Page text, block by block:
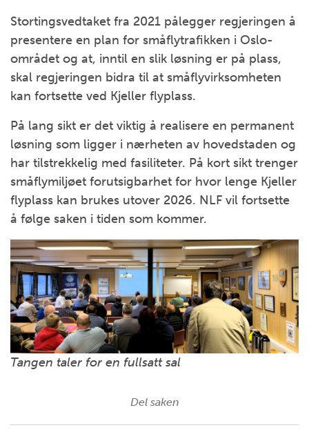
Stortingsvedtaket fra 2021 pålegger regjeringen å
presentere en plan for småflytrafikken i Oslo-
området og at, inntil en slik løsning er på plass,
skal regjeringen bidra til at småflyvirksomheten
kan fortsette ved Kjeller flyplass.
På lang sikt er det viktig å realisere en permanent
løsning som ligger i nærheten av hovedstaden og
har tilstrekkelig med fasiliteter. På kort sikt trenger
småflymiljøet forutsigbarhet for hvor lenge Kjeller
flyplass kan brukes utover 2026. NLF vil fortsette
å følge saken i tiden som kommer.
Tangen taler for en fullsatt sal
Del saken